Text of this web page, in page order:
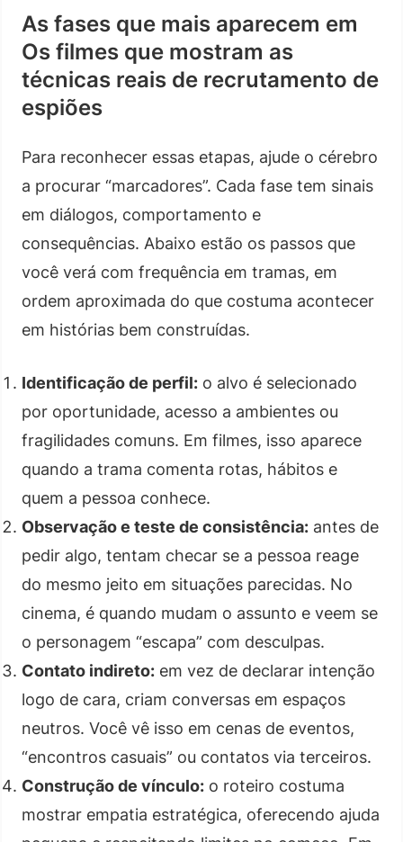
As fases que mais aparecem em
Os filmes que mostram as
técnicas reais de recrutamento de
espiões
Para reconhecer essas etapas, ajude o cérebro
a procurar “marcadores”. Cada fase tem sinais
em diálogos, comportamento e
consequências. Abaixo estão os passos que
você verá com frequência em tramas, em
ordem aproximada do que costuma acontecer
em histórias bem construídas.
Identificação de perfil: o alvo é selecionado
por oportunidade, acesso a ambientes ou
fragilidades comuns. Em filmes, isso aparece
quando a trama comenta rotas, hábitos e
quem a pessoa conhece.
Observação e teste de consistência: antes de
pedir algo, tentam checar se a pessoa reage
do mesmo jeito em situações parecidas. No
cinema, é quando mudam o assunto e veem se
o personagem “escapa” com desculpas.
Contato indireto: em vez de declarar intenção
logo de cara, criam conversas em espaços
neutros. Você vê isso em cenas de eventos,
“encontros casuais” ou contatos via terceiros.
Construção de vínculo: o roteiro costuma
mostrar empatia estratégica, oferecendo ajuda